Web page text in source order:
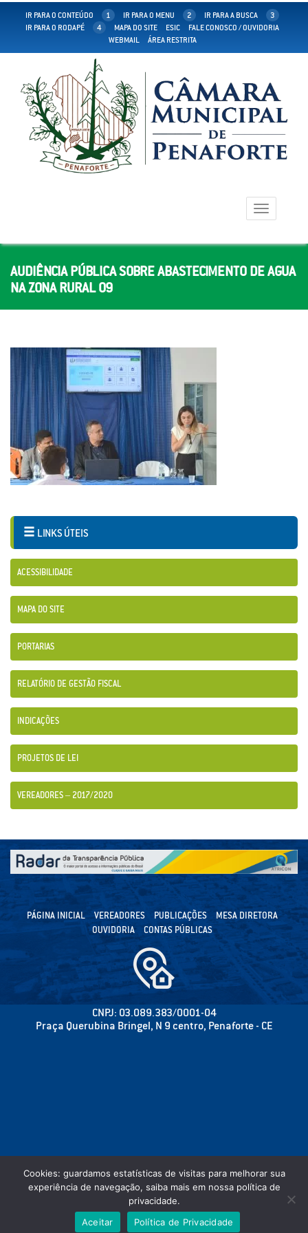
IR PARA O CONTEÚDO 1 IR PARA O MENU 2 IR PARA A BUSCA
3
IR PARA O RODAPÉ
4 MAPA DO SITE ESIC
FALE CONOSCO / OUVIDORIA
WEBMAIL
ÁREA RESTRITA
Toggle
navigation
AUDIÊNCIA PÚBLICA SOBRE ABASTECIMENTO DE AGUA
NA ZONA RURAL 09
LINKS ÚTEIS
ACESSIBILIDADE
MAPA DO SITE
PORTARIAS
RELATÓRIO DE GESTÃO FISCAL
INDICAÇÕES
PROJETOS DE LEI
VEREADORES – 2017/2020
PÁGINA INICIAL VEREADORES PUBLICAÇÕES
MESA DIRETORA
OUVIDORIA
CONTAS PÚBLICAS
CNPJ: 03.089.383/0001-04
Praça Querubina Bringel, N 9 centro, Penaforte - CE
©2020 CÂMARA MUNICIPAL DE PENAFORTE - PODER LEGISLATIVO - TODOS OS
DIREITOS RESERVADOS.
Cookies: guardamos estatísticas de visitas para melhorar sua
experiência de navegação, saiba mais em nossa política de
privacidade.
Aceitar
Política de Privacidade